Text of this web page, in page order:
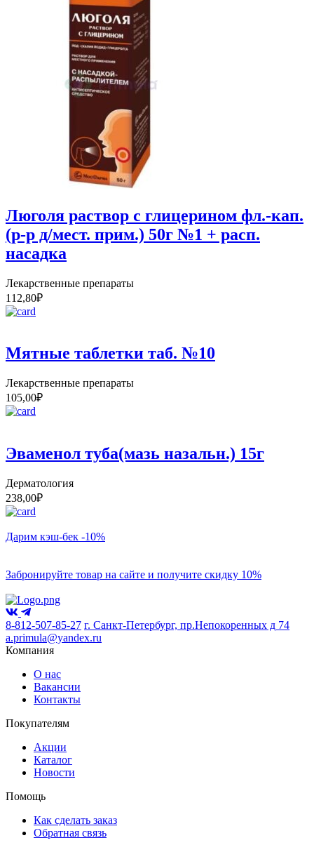
Люголя раствор с глицерином фл.-кап.
(р-р д/мест. прим.) 50г №1 + расп.
насадка
Лекарственные препараты
112,80₽
Мятные таблетки таб. №10
Лекарственные препараты
105,00₽
Эваменол туба(мазь назальн.) 15г
Дерматология
238,00₽
Дарим кэш-бек -10%
Забронируйте товар на сайте и получите скидку 10%
8-812-507-85-27 г. Санкт-Петербург, пр.Непокоренных д 74
a.primula@yandex.ru
Компания
О нас
Вакансии
Контакты
Покупателям
Акции
Каталог
Новости
Помощь
Как сделать заказ
Обратная связь